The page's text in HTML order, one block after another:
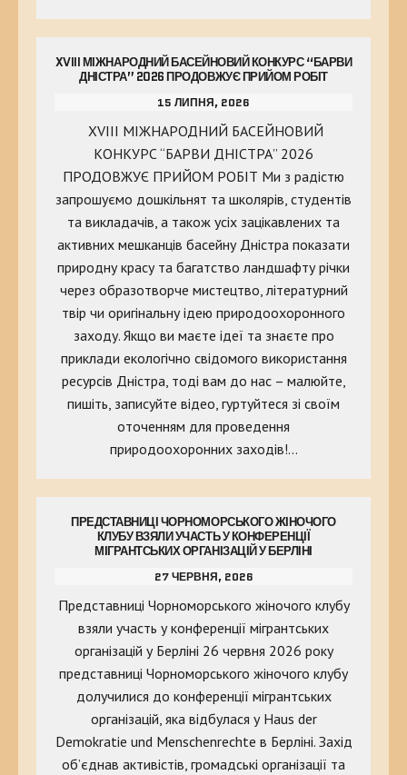
XVIII МІЖНАРОДНИЙ БАСЕЙНОВИЙ КОНКУРС “БАРВИ
ДНІСТРА” 2026 ПРОДОВЖУЄ ПРИЙОМ РОБІТ
15 ЛИПНЯ, 2026
XVIII МІЖНАРОДНИЙ БАСЕЙНОВИЙ
КОНКУРС “БАРВИ ДНІСТРА” 2026
ПРОДОВЖУЄ ПРИЙОМ РОБІТ Ми з радістю
запрошуємо дошкільнят та школярів, студентів
та викладачів, а також усіх зацікавлених та
активних мешканців басейну Дністра показати
природну красу та багатство ландшафту річки
через образотворче мистецтво, літературний
твір чи оригінальну ідею природоохоронного
заходу. Якщо ви маєте ідеї та знаєте про
приклади екологічно свідомого використання
ресурсів Дністра, тоді вам до нас – малюйте,
пишіть, записуйте відео, гуртуйтеся зі своїм
оточенням для проведення
природоохоронних заходів!…
ПРЕДСТАВНИЦІ ЧОРНОМОРСЬКОГО ЖІНОЧОГО
КЛУБУ ВЗЯЛИ УЧАСТЬ У КОНФЕРЕНЦІЇ
МІГРАНТСЬКИХ ОРГАНІЗАЦІЙ У БЕРЛІНІ
27 ЧЕРВНЯ, 2026
Представниці Чорноморського жіночого клубу
взяли участь у конференції мігрантських
організацій у Берліні 26 червня 2026 року
представниці Чорноморського жіночого клубу
долучилися до конференції мігрантських
організацій, яка відбулася у Haus der
Demokratie und Menschenrechte в Берліні. Захід
об’єднав активістів, громадські організації та